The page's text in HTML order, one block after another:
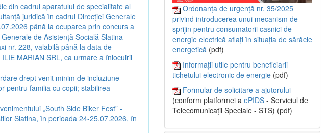
din cadrul aparatului de specialitate al
juridică în cadrul Direcției Generale
până la ocuparea prin concurs a
de Asistență Socială Slatina
nr. 228, valabilă până la data de
MARIAN SRL, ca urmare a înlocuirii
drept venit minim de incluziune -
pentru familia cu copii; stabilirea
„South Side Biker Fest” -
Slatina, în perioada 24-25.07.2026, în
Ordonanța de urgență nr. 35/2025
privind introducerea unui mecanism de
sprijin pentru consumatorii casnici de
energie electrică aflați în situația de sărăcie
energetică (pdf)
Informații utile pentru beneficiarii
tichetului electronic de energie (pdf)
Formular de solicitare a ajutorului
(conform platformei a ePIDS - Serviciul de
Telecomunicații Speciale - STS) (pdf)